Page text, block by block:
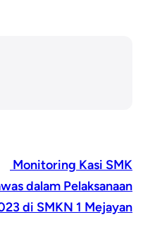
Monitoring Kasi SMK
dalam Pelaksanaan
di SMKN 1 Mejayan